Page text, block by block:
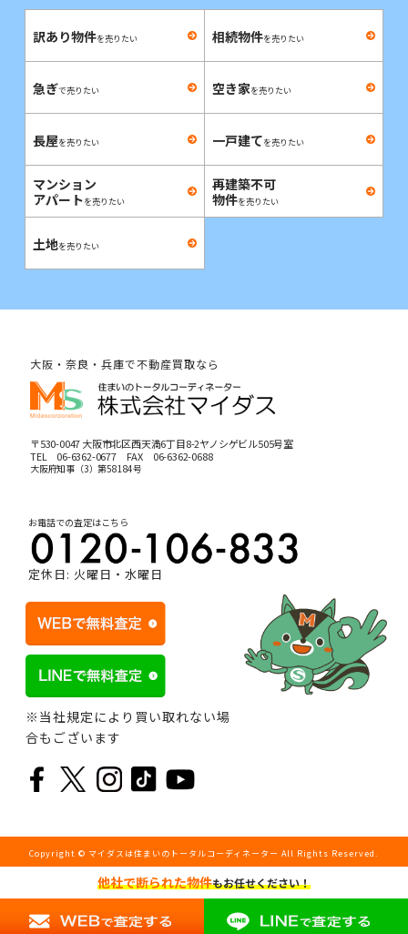
訳あり物件を売りたい 相続物件を売りたい
急ぎで売りたい 空き家を売りたい
長屋を売りたい 一戸建てを売りたい
マンション
アパートを売りたい
再建築不可
物件を売りたい
土地を売りたい
他社で断られた物件もお任せください！
大阪・奈良・兵庫で不動産買取なら
〒530-0047 大阪市北区西天満6丁目8-2ヤノシゲビル505号室
TEL 06-6362-0677FAX 06-6362-0688
大阪府知事（3）第58184号
お電話での査定はこちら
定休日: 火曜日・水曜日
※当社規定により買い取れない場
合もございます
Copyright © マイダスは住まいのトータルコーディネーター All Rights Reserved.